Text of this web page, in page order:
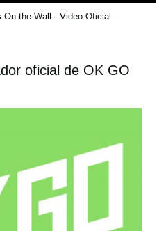
On the Wall - Video Oficial
oficial de OK GO